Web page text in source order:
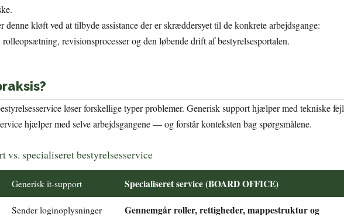
denne kløft ved at tilbyde assistance der er skræddersyet til de konkrete arbejdsgange:
revisionsprocesser og den løbende drift af bestyrelsesportalen.
løser forskellige typer problemer. Generisk support hjælper med tekniske fejl
hjælper med selve arbejdsgangene — og forstår konteksten bag spørgsmålene.
vs. specialiseret bestyrelsesservice
Generisk it-support Specialiseret service (BOARD OFFICE)
Sender loginoplysninger
Gennemgår roller, rettigheder, mappestruktur og